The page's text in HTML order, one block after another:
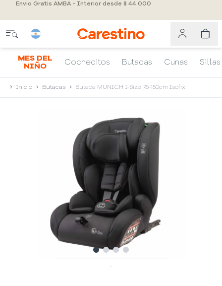
Envio Gratis AMBA - Interior desde $ 44.000
MES DEL
NIÑO
Cochecitos Butacas Cunas Sillas
Inicio Butacas Butaca MUNICH I-Size 76-150cm Isofix
Slide1
Slide2
SlideSlide
-